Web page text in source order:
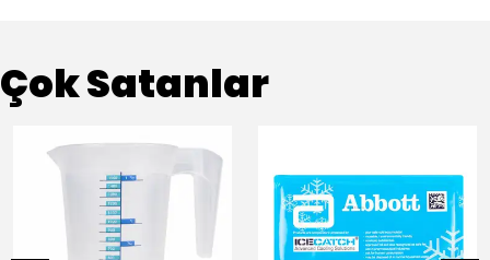
Çok Satanlar